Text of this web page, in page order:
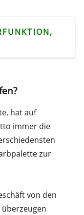
hat auf
immer die
zur
von den